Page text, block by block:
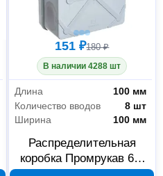
151 ₽180 ₽
В наличии 4288 шт
Длина
100 мм
Количество вводов
8 шт
Ширина
100 мм
Распределительная
коробка Промрукав 60-